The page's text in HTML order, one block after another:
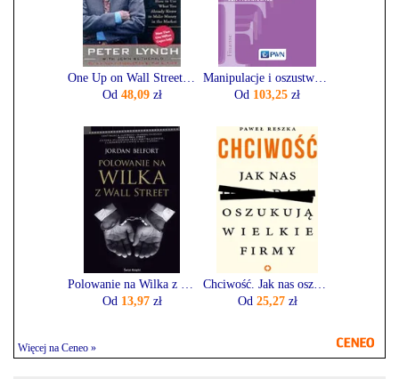
One Up on Wall Street: How to Use What You Already Know to Make Money in the Market
Od 48,09zł
Manipulacje i oszustwa na rynku finansowym
Od 103,25 zł
Polowanie na Wilka z Wall Street - Jordan Belfort
Od 13,97zł
Chciwość. Jak nas oszukują wielkie firmy (E-book)
Od 25,27zł
Więcej na Ceneo »